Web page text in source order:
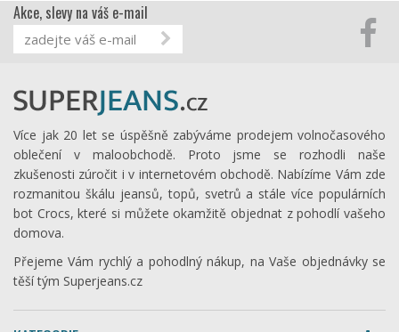
Akce, slevy na váš e-mail
Více jak 20 let se úspěšně zabýváme prodejem volnočasového
oblečení v maloobchodě. Proto jsme se rozhodli naše
zkušenosti zúročit i v internetovém obchodě. Nabízíme Vám zde
rozmanitou škálu jeansů, topů, svetrů a stále více populárních
bot Crocs, které si můžete okamžitě objednat z pohodlí vašeho
domova.
Přejeme Vám rychlý a pohodlný nákup, na Vaše objednávky se
těší tým Superjeans.cz